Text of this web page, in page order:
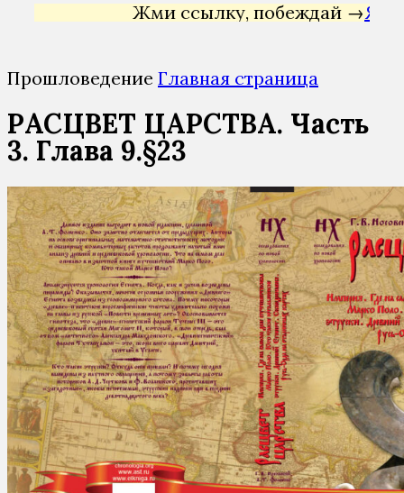
Жми ссылку, побеждай →Яндекс
Прошловедение Главная страница
РАСЦВЕТ ЦАРСТВА. Часть
3. Глава 9.§23